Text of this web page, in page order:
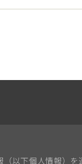
以下個人情報）